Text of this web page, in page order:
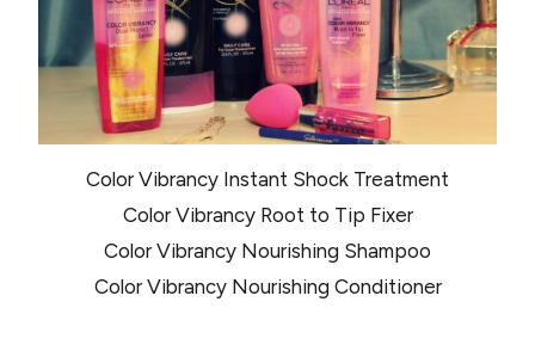
Color Vibrancy Instant Shock Treatment
Color Vibrancy Root to Tip Fixer
Color Vibrancy Nourishing Shampoo
Color Vibrancy Nourishing Conditioner